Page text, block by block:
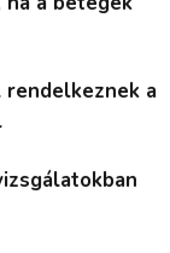
rendelkeznek a